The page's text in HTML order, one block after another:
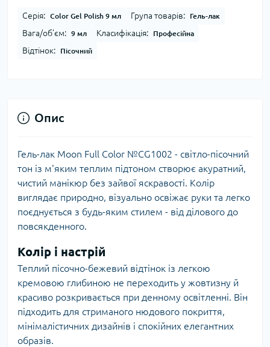
Серія: Color Gel Polish 9 мл Група товарів: Гель-лак
Вага/об’єм: 9 мл Класифікація: Професійна
Відтінок: Пісочний
Опис
Гель-лак Moon Full Color №CG1002 - світло-пісочний
тон із м'яким теплим підтоном створює акуратний,
чистий манікюр без зайвої яскравості. Колір
виглядає природно, візуально освіжає руки та легко
поєднується з будь-яким стилем - від ділового до
повсякденного.
Колір і настрій
Теплий пісочно-бежевий відтінок із легкою
кремовою глибиною не переходить у жовтизну й
красиво розкривається при денному освітленні. Він
підходить для стриманого нюдового покриття,
мінімалістичних дизайнів і спокійних елегантних
образів.